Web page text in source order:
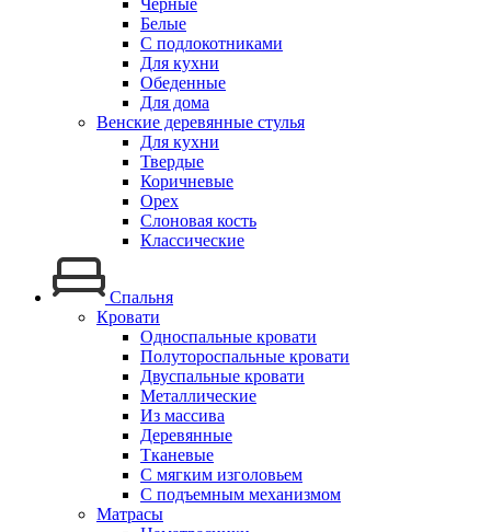
Черные
Белые
С подлокотниками
Для кухни
Обеденные
Для дома
Венские деревянные стулья
Для кухни
Твердые
Коричневые
Орех
Слоновая кость
Классические
Спальня
Кровати
Односпальные кровати
Полутороспальные кровати
Двуспальные кровати
Металлические
Из массива
Деревянные
Тканевые
С мягким изголовьем
С подъемным механизмом
Матрасы